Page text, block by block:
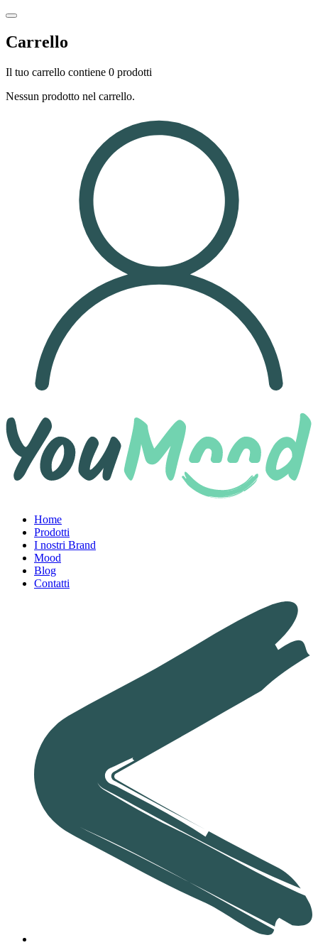
Carrello
Il tuo carrello contiene 0 prodotti
Nessun prodotto nel carrello.
Home
Prodotti
I nostri Brand
Mood
Blog
Contatti